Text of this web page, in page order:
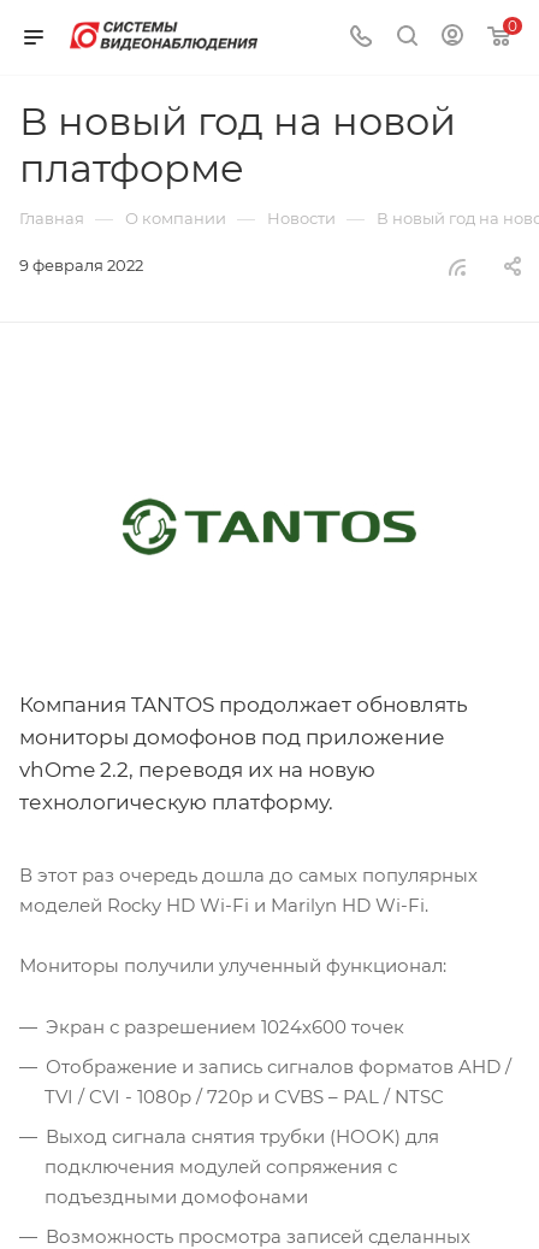
0
В новый год на новой
платформе
Главная — О компании — Новости — В новый год на
9 февраля 2022
Компания TANTOS продолжает обновлять
мониторы домофонов под приложение
vhOme 2.2, переводя их на новую
технологическую платформу.
В этот раз очередь дошла до самых популярных
моделей Rocky HD Wi-Fi и Marilyn HD Wi-Fi.
Мониторы получили улученный функционал:
Экран с разрешением 1024х600 точек
Отображение и запись сигналов форматов AHD /
TVI / CVI - 1080p / 720p и CVBS – PAL / NTSC
Выход сигнала снятия трубки (HOOK) для
подключения модулей сопряжения с
подъездными домофонами
Возможность просмотра записей сделанных